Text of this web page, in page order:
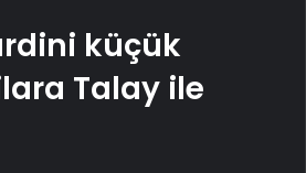
küçük
Talay ile